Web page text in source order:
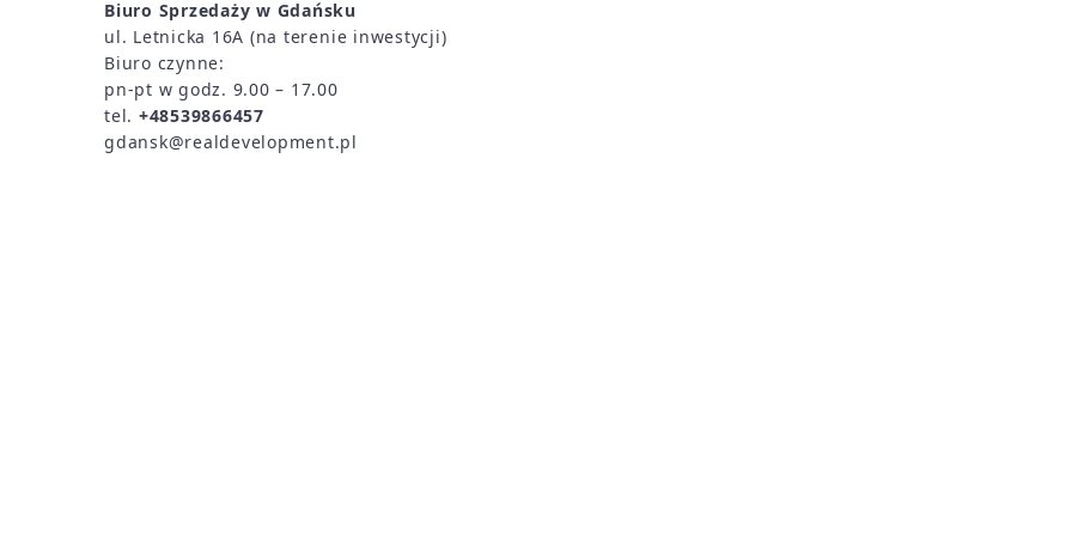
Biuro Sprzedaży w Gdańsku
ul. Letnicka 16A (na terenie inwestycji)
Biuro czynne:
pn-pt w godz. 9.00 – 17.00
tel. +48539866457
gdansk@realdevelopment.pl